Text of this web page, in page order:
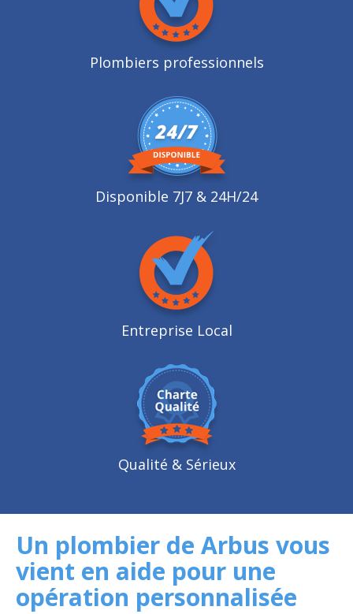
Plombiers professionnels
Disponible 7J7 & 24H/24
Entreprise Local
Qualité & Sérieux
Un plombier de Arbus vous
vient en aide pour une
opération personnalisée